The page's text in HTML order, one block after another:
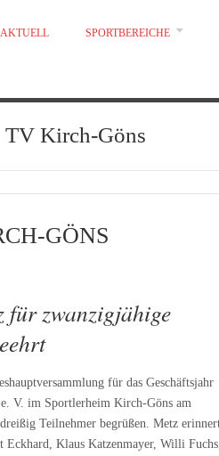
AKTUELL SPORTBEREICHE
TV Kirch-Göns
GÖNS
für zwanzigjähige
für das Geschäftsjahr
V. im Sportlerheim Kirch-Göns am
Teilnehmer begrüßen. Metz
Klaus Katzenmayer, Willi